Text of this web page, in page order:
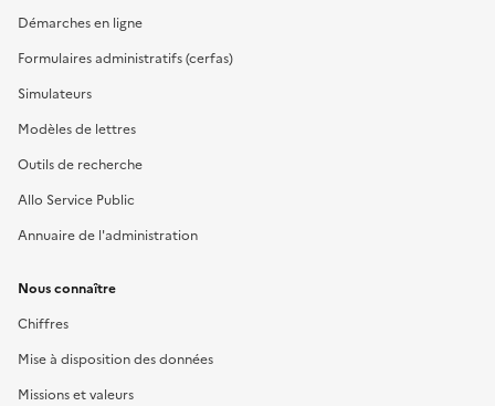
Démarches en ligne
Formulaires administratifs (cerfas)
Simulateurs
Modèles de lettres
Outils de recherche
Allo Service Public
Annuaire de l'administration
Nous connaître
Chiffres
Mise à disposition des données
Missions et valeurs